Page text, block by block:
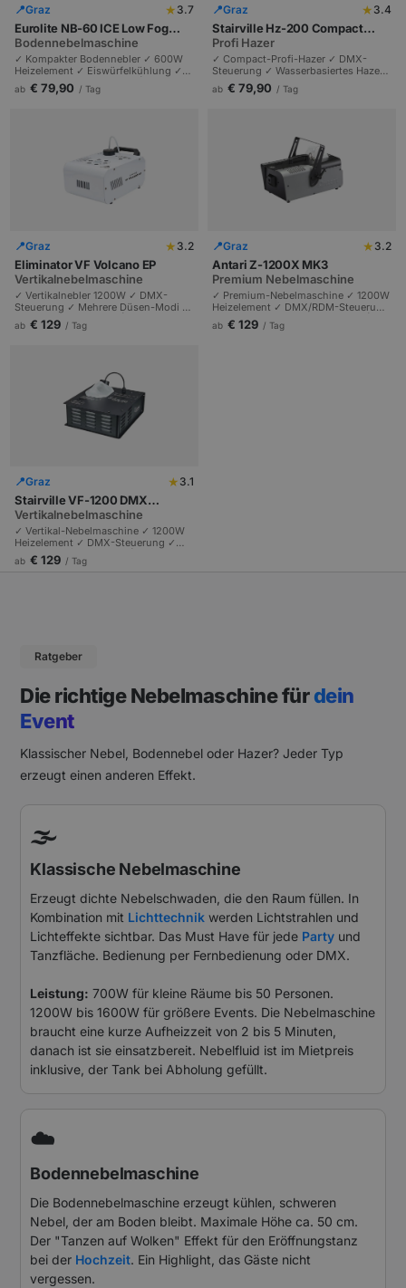
📍Graz ★ 3.7
Eurolite NB-60 ICE Low Fog
Machine
Bodennebelmaschine
✓ Kompakter Bodennebler ✓ 600W
Heizelement ✓ Eiswürfelkühlung ✓
Nebelflüssigkeit inklusive | 2kg
Eisfach | Kabel-Fernbedienung |
ab € 79,90 / Tag
📍Graz ★ 3.4
Stairville Hz-200 Compact
Hazer DMX
Profi Hazer
✓ Compact-Profi-Hazer ✓ DMX-
Steuerung ✓ Wasserbasiertes Hazer-
Fluid ✓ Sehr feiner, langanhaltender
Dunst | Programmierbarer Ausstoß |
ab € 79,90 / Tag
📍Graz ★ 3.2
Eliminator VF Volcano EP
Vertikalnebelmaschine
✓ Vertikalnebler 1200W ✓ DMX-
Steuerung ✓ Mehrere Düsen-Modi ✓
Profi-Nebelflüssigkeit | Bis 4m
Nebelhöhe | Bühnenshows und
ab € 129 / Tag
📍Graz ★ 3.2
Antari Z-1200X MK3
Premium Nebelmaschine
✓ Premium-Nebelmaschine ✓ 1200W
Heizelement ✓ DMX/RDM-Steuerung
✓ Optionale Funkfernsteuerung |
Timer-Intervall einstellbar | Sehr
ab € 129 / Tag
📍Graz ★ 3.1
Stairville VF-1200 DMX
VertiFog CO2 FX
Vertikalnebelmaschine
✓ Vertikal-Nebelmaschine ✓ 1200W
Heizelement ✓ DMX-Steuerung ✓
Vertikaler Nebelausstoß |
Spektakulärer CO2-Effekt-Simulator |
ab € 129 / Tag
Ratgeber
Die richtige Nebelmaschine fürdein
Event
Klassischer Nebel, Bodennebel oder Hazer? Jeder Typ
erzeugt einen anderen Effekt.
🌫️
Klassische Nebelmaschine
Erzeugt dichte Nebelschwaden, die den Raum füllen. In
Kombination mit Lichttechnik werden Lichtstrahlen und
Lichteffekte sichtbar. Das Must Have für jede Party und
Tanzfläche. Bedienung per Fernbedienung oder DMX.
Leistung: 700W für kleine Räume bis 50 Personen.
1200W bis 1600W für größere Events. Die Nebelmaschine
braucht eine kurze Aufheizzeit von 2 bis 5 Minuten,
danach ist sie einsatzbereit. Nebelfluid ist im Mietpreis
inklusive, der Tank bei Abholung gefüllt.
☁️
Bodennebelmaschine
Die Bodennebelmaschine erzeugt kühlen, schweren
Nebel, der am Boden bleibt. Maximale Höhe ca. 50 cm.
Der "Tanzen auf Wolken" Effekt für den Eröffnungstanz
bei der Hochzeit. Ein Highlight, das Gäste nicht
vergessen.